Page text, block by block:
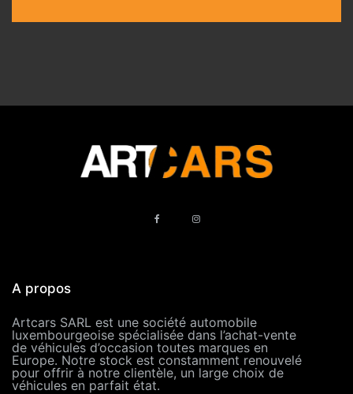
A propos
Artcars SARL est une société automobile
luxembourgeoise spécialisée dans l’achat-vente
de véhicules d’occasion toutes marques en
Europe. Notre stock est constamment renouvelé
pour offrir à notre clientèle, un large choix de
véhicules en parfait état.